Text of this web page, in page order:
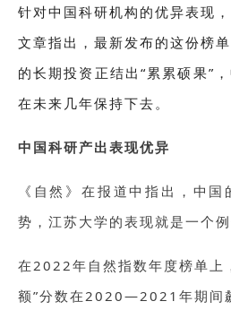
针对中国科研机构的优异表现
文章指出，最新发布的这份榜
的长期投资正结出“累累硕果”
在未来几年保持下去。
中国科研产出表现优异
《自然》在报道中指出，中
势，江苏大学的表现就是一个例
在2022年自然指数年度榜单上
额”分数在2020—2021年期间